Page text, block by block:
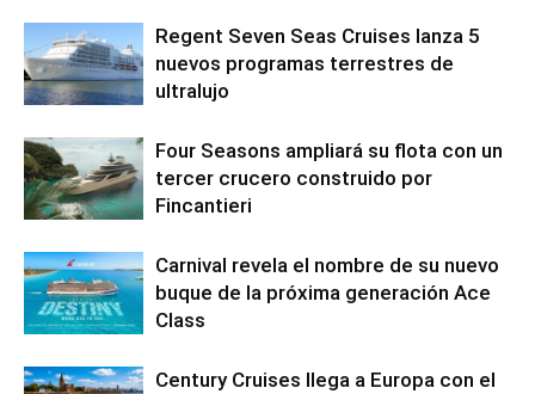
Regent Seven Seas Cruises lanza 5
nuevos programas terrestres de
ultralujo
Four Seasons ampliará su flota con un
tercer crucero construido por
Fincantieri
Carnival revela el nombre de su nuevo
buque de la próxima generación Ace
Class
Century Cruises llega a Europa con el